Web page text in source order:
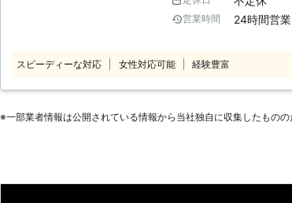
をおき、便利屋を営ん
お手伝いをいたしますので
き添い 電球替え 部屋
悩み事の相談 など ご
ほかのことでもお気軽にお問い合
るには理由がございます。 ☆時間制！その時に必要なことをお手
ができます。「ひとり
営業時間 24時間営業
スピーディーな対応 女性対応可能 経験豊富
※⼀部業者情報は公開されている情報から当社独⾃に収集したもの